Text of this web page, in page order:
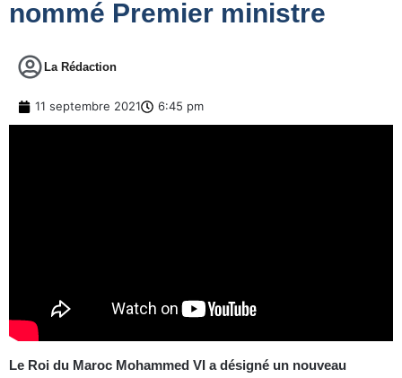
nommé Premier ministre
La Rédaction
11 septembre 2021 6:45 pm
Le Roi du Maroc Mohammed VI a désigné un nouveau